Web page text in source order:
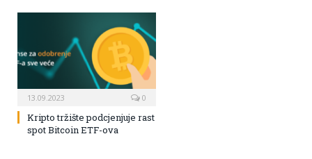
13.09.2023 0
Kripto tržište podcjenjuje rast
spot Bitcoin ETF-ova